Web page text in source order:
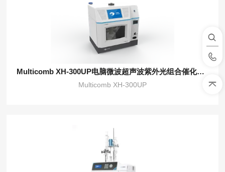
Multicomb XH-300UP电脑微波超声波紫外光组合催化合成仪
Multicomb XH-300UP